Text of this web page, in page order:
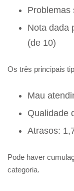
Problemas
Nota dada
(de 10)
Os três principais
Mau
Qualidade
Atrasos:
Pode haver
categoria.